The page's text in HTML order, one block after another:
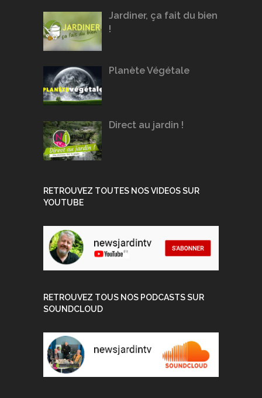
Jardiner, ça fait du bien
!
Planète Végétale
Direct au jardin !
RETROUVEZ TOUTES NOS VIDEOS SUR
YOUTUBE
RETROUVEZ TOUS NOS PODCASTS SUR
SOUNDCLOUD